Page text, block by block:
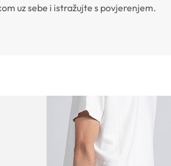
uz sebe i istražujte s povjerenjem.